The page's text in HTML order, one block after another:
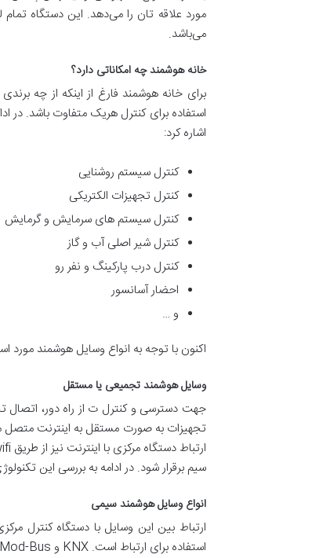
می‌باشد.
خانه هوشمند چه امکاناتی دارد؟
برای خانه هوشمند فارغ از اینکه از چه
استفاده برای کنترل هریک متفاوت باشد. در
اشاره کرد:
کنترل سیستم روشنایی
کنترل تجهیزات الکتریکی
کنترل سیستم های سرمایش و گرمایش
کنترل شیر اصلی آب و گاز
کنترل درب پارکینگ و نفر رو
احضار آسانسور
و …
اکنون با توجه به انواع وسایل هوشمند مورد
وسایل هوشمند تجمیعی یا مستقل
جهت دسترسی و کنترل ت از راه دور، اتصال
سیم برقرار شود. در ادامه به بررسی این
انواع وسایل هوشمند سیمی
ارتباط بین این وسایل با دستگاه کنترل
استفاده برای ارتباط است. KNX و Mod-Bus شناخته شده ترین پروتکل های ارتباط سیمی خانه هوشمند هستند.